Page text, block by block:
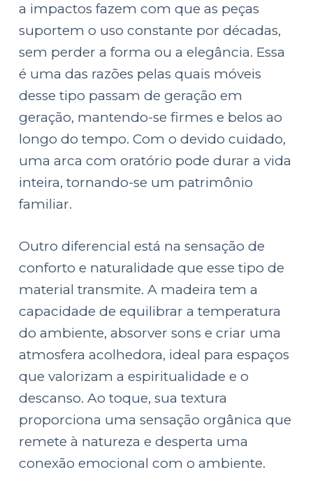
a impactos fazem com que as peças
suportem o uso constante por décadas,
sem perder a forma ou a elegância. Essa
é uma das razões pelas quais móveis
desse tipo passam de geração em
geração, mantendo-se firmes e belos ao
longo do tempo. Com o devido cuidado,
uma arca com oratório pode durar a vida
inteira, tornando-se um patrimônio
familiar.
Outro diferencial está na sensação de
conforto e naturalidade que esse tipo de
material transmite. A madeira tem a
capacidade de equilibrar a temperatura
do ambiente, absorver sons e criar uma
atmosfera acolhedora, ideal para espaços
que valorizam a espiritualidade e o
descanso. Ao toque, sua textura
proporciona uma sensação orgânica que
remete à natureza e desperta uma
conexão emocional com o ambiente.